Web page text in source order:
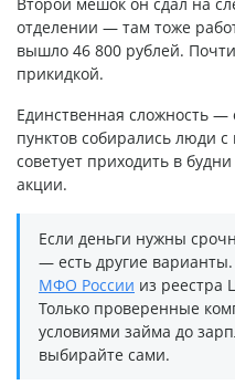
отделении — там тоже
вышло 46 800 рублей.
прикидкой.
Единственная сложность
пунктов собирались люди
советует приходить в
акции.
Если деньги нужны
— есть другие
МФО России из реестра
Только проверенные
условиями займа до
выбирайте сами.